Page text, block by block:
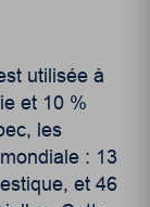
utilisée à
et 10 %
les
: 13
et 46